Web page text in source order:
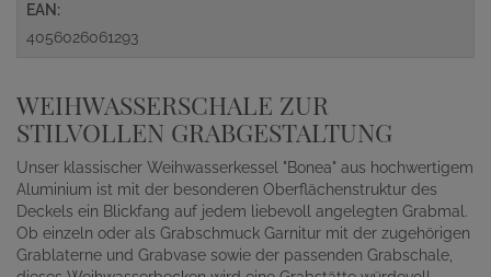
EAN:
4056026061293
WEIHWASSERSCHALE ZUR
STILVOLLEN GRABGESTALTUNG
Unser klassischer Weihwasserkessel "Bonea" aus hochwertigem
Aluminium ist mit der besonderen Oberflächenstruktur des
Deckels ein Blickfang auf jedem liebevoll angelegten Grabmal.
Ob einzeln oder als Grabschmuck Garnitur mit der zugehörigen
Grablaterne und Grabvase sowie der passenden Grabschale,